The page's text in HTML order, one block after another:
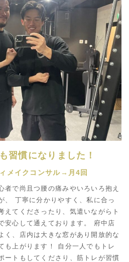
習慣になりました！
メイクコンサル→月4回
者で尚且つ腰の痛みやいろいろ抱え
、 丁寧に分かりやすく、私に合っ
えてくださったり、気遣いながらト
安心して通えております。 府中店
く、店内は大きな窓があり開放的な
も上がります！ 自分一人でもトレ
ートもしてくださり、筋トレが習慣